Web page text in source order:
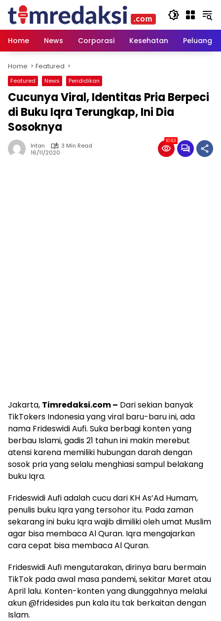
content
Home
News Corporasi Kesehatan Peluang
Home Featured
Featured News Pendidikan
Cucunya Viral, Identitas Pria Berpeci
di Buku Iqra Terungkap, Ini Dia
Sosoknya
Intan
3 Min Read
16/11/2020
1063
Jakarta, Timredaksi.com – Dari sekian banyak
TikTokers Indonesia yang viral baru-baru ini, ada
nama Frideswidi Aufi. Suka berbagi konten yang
berbau Islami, gadis 21 tahun ini makin merebut
atensi karena memiliki hubungan darah dengan
sosok pria yang selalu menghiasi sampul belakang
buku Iqra.
Frideswidi Aufi adalah cucu dari KH As’Ad Humam,
penulis buku Iqra yang tersohor itu. Pada zaman
sekarang ini buku Iqra wajib dimiliki oleh umat Muslim
agar bisa membaca Al Quran. Iqra mengajarkan
cara cepat bisa membaca Al Quran.
Frideswidi Aufi mengutarakan, dirinya baru bermain
TikTok pada awal masa pandemi, sekitar Maret atau
April lalu. Konten-konten yang diunggahnya melalui
akun @fridesides pun kala itu tak berkaitan dengan
Islam.